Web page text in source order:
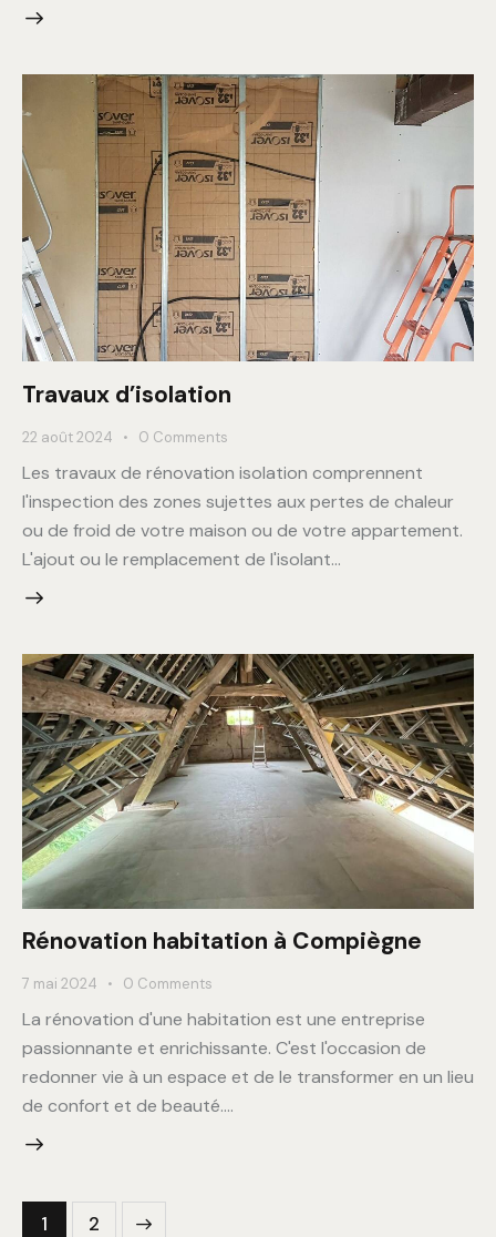
Travaux d’isolation
22 août 2024 0 Comments
Les travaux de rénovation isolation comprennent
l'inspection des zones sujettes aux pertes de chaleur
ou de froid de votre maison ou de votre appartement.
L'ajout ou le remplacement de l'isolant…
Rénovation habitation à Compiègne
7 mai 2024 0 Comments
La rénovation d'une habitation est une entreprise
passionnante et enrichissante. C'est l'occasion de
redonner vie à un espace et de le transformer en un lieu
de confort et de beauté.…
1 2